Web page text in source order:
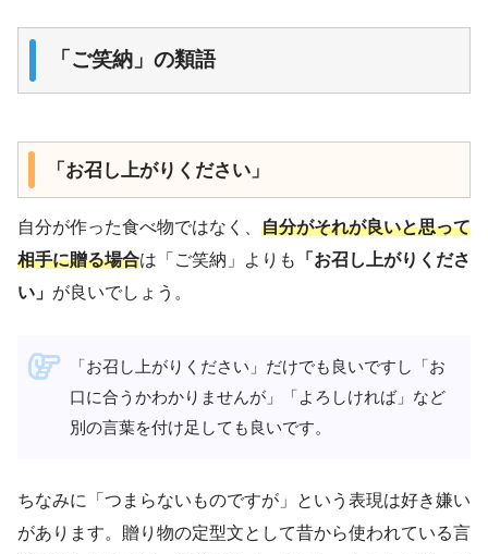
「ご笑納」の類語
「お召し上がりください」
自分が作った食べ物ではなく、 自分がそれが良いと思って
相手に贈る場合は「ご笑納」よりも
「お召し上がりくださ
い」 が良いでしょう。
「お召し上がりください」だけでも良いですし「お
口に合うかわかりませんが」「よろしければ」など
別の言葉を付け足しても良いです。
ちなみに「つまらないものですが」という表現は好き嫌い
があります。贈り物の定型文として昔から使われている言